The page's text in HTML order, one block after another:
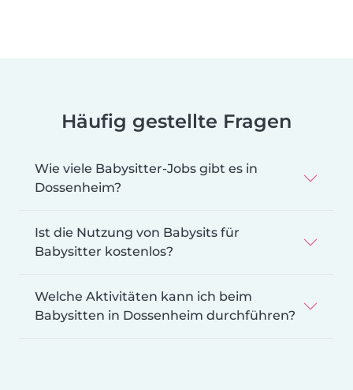
Häufig gestellte Fragen
Wie viele Babysitter-Jobs gibt es in
Dossenheim?
Ist die Nutzung von Babysits für
Babysitter kostenlos?
Welche Aktivitäten kann ich beim
Babysitten in Dossenheim durchführen?